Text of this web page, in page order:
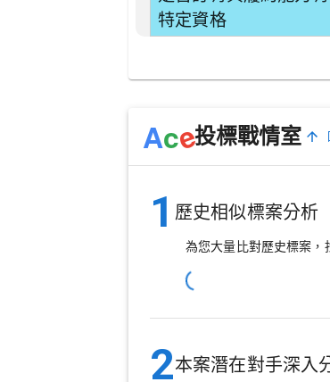
特定資格
Ace投標戰情室
1 歷史相似標案分析
為您大量比對歷史標案，
2本案潛在對手深入